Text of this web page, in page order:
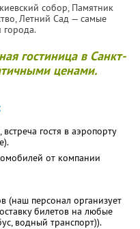
собор, Памятник
Летний Сад — самые
города.
гостиница в Санкт-
ценами.
гостя в аэропорту
от компании
(наш персонал организует
билетов на любые
водный транспорт)).